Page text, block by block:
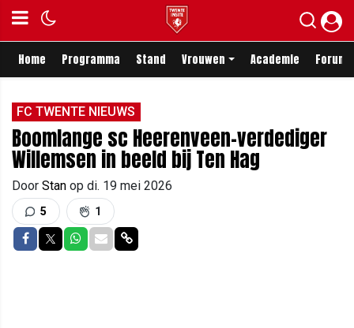
Home Programma Stand Vrouwen Academie Forum
FC TWENTE NIEUWS
Boomlange sc Heerenveen-verdediger
Willemsen in beeld bij Ten Hag
Door Stan op di. 19 mei 2026
5 1
Delen op Facebook
Delen op Twitter
Delen op Whatsapp
Delen via Mail
Delen via link